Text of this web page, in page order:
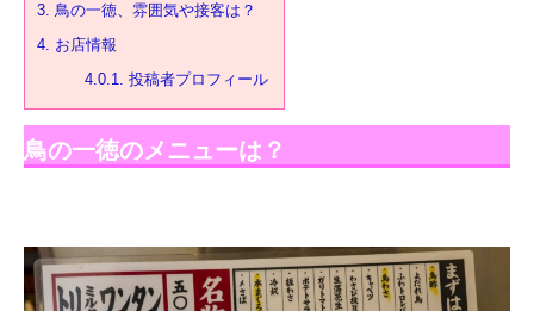
3. 鳥の一徳、雰囲気や接客は？
4. お店情報
4.0.1. 投稿者プロフィール
鳥の一徳のメニューは？